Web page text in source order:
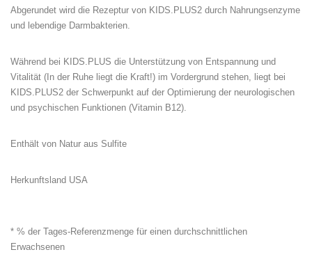
Abgerundet wird die Rezeptur von KIDS.PLUS2 durch Nahrungsenzyme
und lebendige Darmbakterien.
Während bei KIDS.PLUS die Unterstützung von Entspannung und
Vitalität (In der Ruhe liegt die Kraft!) im Vordergrund stehen, liegt bei
KIDS.PLUS2 der Schwerpunkt auf der Optimierung der neurologischen
und psychischen Funktionen (Vitamin B12).
Enthält von Natur aus Sulfite
Herkunftsland USA
* % der Tages-Referenzmenge für einen durchschnittlichen
Erwachsenen